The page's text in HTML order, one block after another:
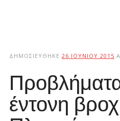
ΔΗΜΟΣΙΕΎΘΗΚΕ 26 ΙΟΥΝΊΟΥ 2015
έντονη